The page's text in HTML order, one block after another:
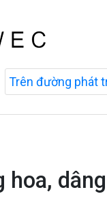
Trên đường phát
hoa,